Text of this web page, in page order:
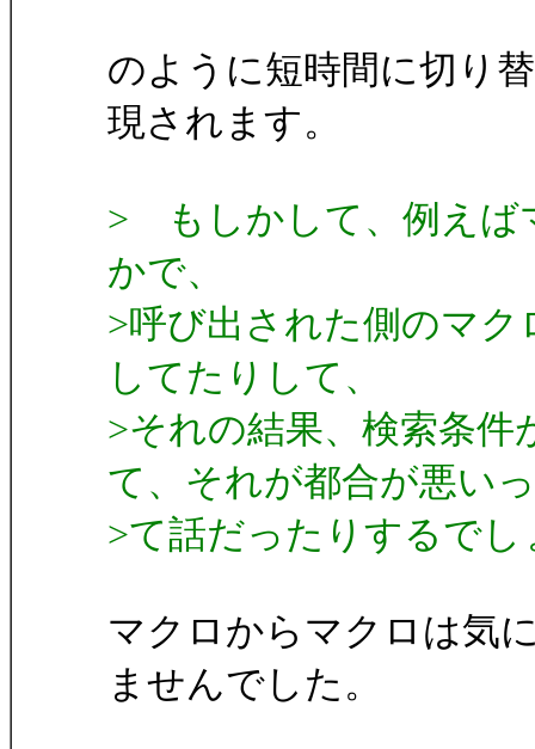
のように短時間に切り
現されます。
> もしかして、例えば
かで、
>呼び出された側のマク
してたりして、
>それの結果、検索条
て、それが都合が悪いっ
>て話だったりするでし
マクロからマクロは気
ませんでした。